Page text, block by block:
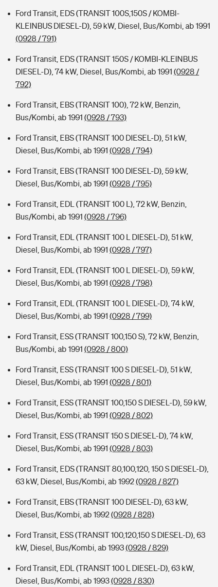
Ford Transit, EDS (TRANSIT 100S,150S / KOMBI-
KLEINBUS DIESEL-D), 59 kW, Diesel, Bus/Kombi, ab 1991
(0928 / 791)
Ford Transit, EDS (TRANSIT 150S / KOMBI-KLEINBUS
DIESEL-D), 74 kW, Diesel, Bus/Kombi, ab 1991 (0928 /
792)
Ford Transit, EBS (TRANSIT 100), 72 kW, Benzin,
Bus/Kombi, ab 1991 (0928 / 793)
Ford Transit, EBS (TRANSIT 100 DIESEL-D), 51 kW,
Diesel, Bus/Kombi, ab 1991 (0928 / 794)
Ford Transit, EBS (TRANSIT 100 DIESEL-D), 59 kW,
Diesel, Bus/Kombi, ab 1991 (0928 / 795)
Ford Transit, EDL (TRANSIT 100 L), 72 kW, Benzin,
Bus/Kombi, ab 1991 (0928 / 796)
Ford Transit, EDL (TRANSIT 100 L DIESEL-D), 51 kW,
Diesel, Bus/Kombi, ab 1991 (0928 / 797)
Ford Transit, EDL (TRANSIT 100 L DIESEL-D), 59 kW,
Diesel, Bus/Kombi, ab 1991 (0928 / 798)
Ford Transit, EDL (TRANSIT 100 L DIESEL-D), 74 kW,
Diesel, Bus/Kombi, ab 1991 (0928 / 799)
Ford Transit, ESS (TRANSIT 100,150 S), 72 kW, Benzin,
Bus/Kombi, ab 1991 (0928 / 800)
Ford Transit, ESS (TRANSIT 100 S DIESEL-D), 51 kW,
Diesel, Bus/Kombi, ab 1991 (0928 / 801)
Ford Transit, ESS (TRANSIT 100,150 S DIESEL-D), 59 kW,
Diesel, Bus/Kombi, ab 1991 (0928 / 802)
Ford Transit, ESS (TRANSIT 150 S DIESEL-D), 74 kW,
Diesel, Bus/Kombi, ab 1991 (0928 / 803)
Ford Transit, EDS (TRANSIT 80,100,120, 150 S DIESEL-D),
63 kW, Diesel, Bus/Kombi, ab 1992(0928 / 827)
Ford Transit, EBS (TRANSIT 100 DIESEL-D), 63 kW,
Diesel, Bus/Kombi, ab 1992(0928 / 828)
Ford Transit, ESS (TRANSIT 100,120,150 S DIESEL-D), 63
kW, Diesel, Bus/Kombi, ab 1993(0928 / 829)
Ford Transit, EDL (TRANSIT 100 L DIESEL-D), 63 kW,
Diesel, Bus/Kombi, ab 1993(0928 / 830)